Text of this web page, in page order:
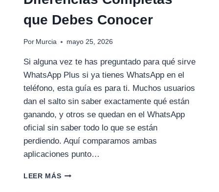
que Debes Conocer
Por Murcia mayo 25, 2026
Si alguna vez te has preguntado para qué sirve
WhatsApp Plus si ya tienes WhatsApp en el
teléfono, esta guía es para ti. Muchos usuarios
dan el salto sin saber exactamente qué están
ganando, y otros se quedan en el WhatsApp
oficial sin saber todo lo que se están
perdiendo. Aquí comparamos ambas
aplicaciones punto…
LEER MÁSWHATSAPP